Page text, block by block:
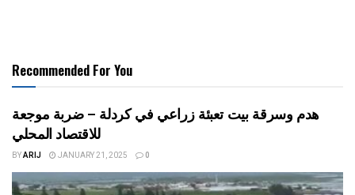
Recommended For You
هدم وسرقة بيت تعبئة زراعي في كردلة – ضربة موجعة
للاقتصاد المحلي
BYARIJ JANUARY 21, 2025 0